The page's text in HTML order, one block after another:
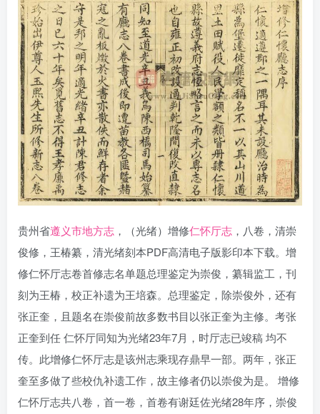
贵州省遵义市地方志 ，（光绪）增修仁怀厅志 ，八卷，清崇
俊修，王椿纂，清光绪刻本PDF高清电子版影印本下载。增
修仁怀厅志卷首修志名单题总理鉴定为崇俊，纂辑监工，刊
刻为王椿，校正补遗为王培森。总理鉴定，除崇俊外，还有
张正奎，且题名在崇俊前故多数书目以张正奎为主修。考张
正奎到任 仁怀厅同知为光绪23年7月，时厅志已竣稿 均不
传。此增修仁怀厅志是该州志乘现存鼎早一部。两年，张正
奎至多做了些校仇补遗工作，故主修者仍以崇俊为是。 增修
仁怀厅志共八卷，首一卷，首卷有谢廷佐光绪28年序，崇俊